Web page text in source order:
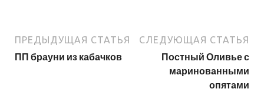
ПРЕДЫДУЩАЯ СТАТЬЯ
ПП брауни из кабачков
СЛЕДУЮЩАЯ СТАТЬЯ
Постный Оливье с
маринованными
опятами